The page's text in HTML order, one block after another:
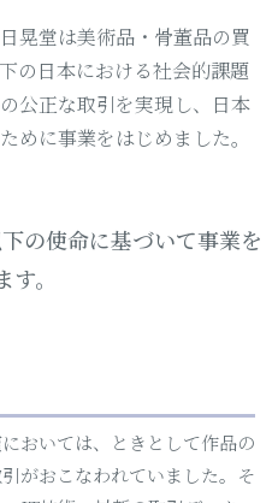
晃堂は美術品・骨董品の買
の日本における社会的課題
公正な取引を実現し、日本
めに事業をはじめました。
の使命に基づいて事業を
。
おいては、ときとして作品の
がおこなわれていました。そ